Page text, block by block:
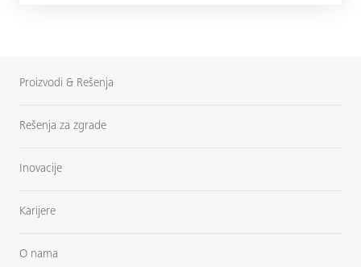
Proizvodi & Rešenja
Rešenja za zgrade
Inovacije
Karijere
O nama